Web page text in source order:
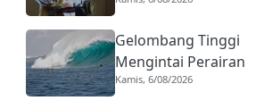
Gelombang Tinggi
Mengintai Perairan
Sumbar, Basarnas
Kamis, 6/08/2026